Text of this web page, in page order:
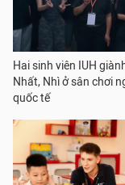
Hai sinh viên IUH
Nhất, Nhì ở sân chơi
quốc tế